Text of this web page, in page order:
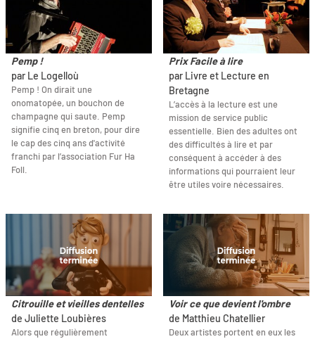
Pemp !
par Le Logelloù
Pemp ! On dirait une
onomatopée, un bouchon de
champagne qui saute. Pemp
signifie cinq en breton, pour dire
le cap des cinq ans d'activité
franchi par l’association Fur Ha
Foll.
Prix Facile à lire
par Livre et Lecture en
Bretagne
L’accès à la lecture est une
mission de service public
essentielle. Bien des adultes ont
des difficultés à lire et par
conséquent à accéder à des
informations qui pourraient leur
être utiles voire nécessaires.
Citrouille et vieilles dentelles
de Juliette Loubières
Alors que régulièrement
Voir ce que devient l'ombre
de Matthieu Chatellier
Deux artistes portent en eux les